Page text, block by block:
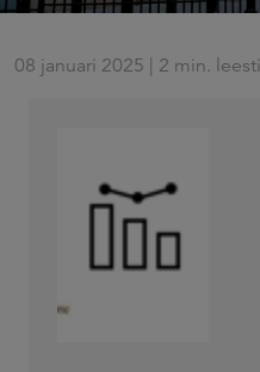
08 januari 2025 | 2 min.